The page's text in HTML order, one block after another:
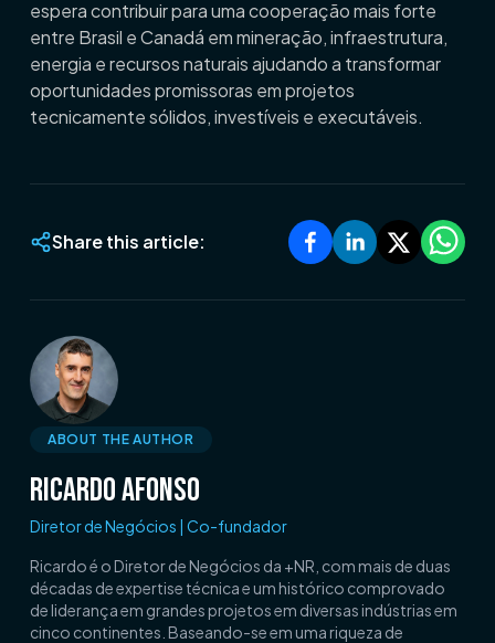
espera contribuir para uma cooperação mais forte
entre Brasil e Canadá em mineração, infraestrutura,
energia e recursos naturais ajudando a transformar
oportunidades promissoras em projetos
tecnicamente sólidos, investíveis e executáveis.
Share this article:
ABOUT THE AUTHOR
Ricardo Afonso
Diretor de Negócios | Co-fundador
Ricardo é o Diretor de Negócios da +NR, com mais de duas
décadas de expertise técnica e um histórico comprovado
de liderança em grandes projetos em diversas indústrias em
cinco continentes. Baseando-se em uma riqueza de